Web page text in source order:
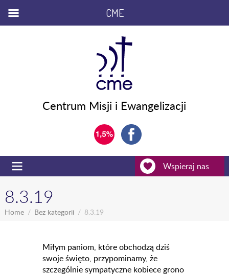
Centrum Misji i Ewangelizacji
Wspieraj nas
8.3.19
Home Bez kategorii 8.3.19
Miłym paniom, które obchodzą dziś
swoje święto, przypominamy, że
szczególnie sympatyczne kobiece grono
CME